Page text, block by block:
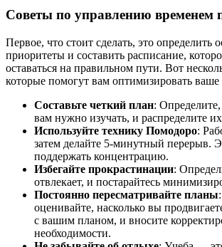
Советы по управлению временем
Первое, что стоит сделать, это определить
приоритеты и составить расписание,
оставаться на правильном пути. Вот
которые помогут вам оптимизировать ваше
Составьте четкий план:
вам нужно изучать, и распределите
Используйте технику Помодоро:
затем делайте 5-минутный перерыв.
поддержать концентрацию.
Избегайте прокрастинации:
отвлекает, и постарайтесь
Постоянно пересматривайте планы
оценивайте, насколько вы
с вашим планом, и вносите
необходимости.